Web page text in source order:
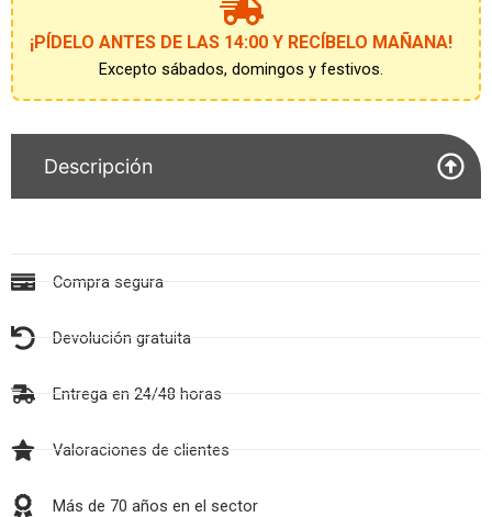
¡PÍDELO ANTES DE LAS 14:00 Y RECÍBELO MAÑANA!
Excepto sábados, domingos y festivos.
Descripción
Compra segura
Devolución gratuita
Entrega en 24/48 horas
Valoraciones de clientes
Más de 70 años en el sector